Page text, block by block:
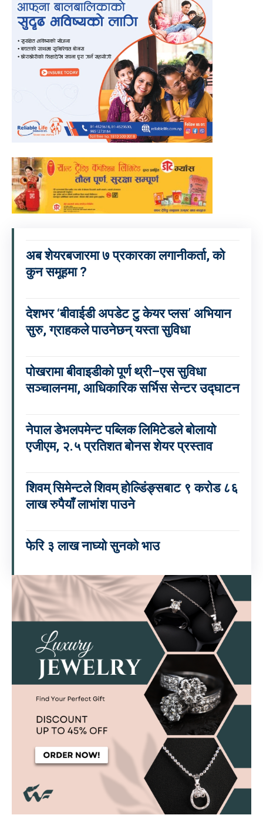
अब शेयरबजारमा ७ प्रकारका लगानीकर्ता, को
कुन समूहमा ?
देशभर ‘बीवाईडी अपडेट टु केयर प्लस’ अभियान
सुरु, ग्राहकले पाउनेछन् यस्ता सुविधा
पोखरामा बीवाइडीको पूर्ण थ्री–एस सुविधा
सञ्चालनमा, आधिकारिक सर्भिस सेन्टर उद्घाटन
नेपाल डेभलपमेन्ट पब्लिक लिमिटेडले बोलायो
एजीएम, २.५ प्रतिशत बोनस शेयर प्रस्ताव
शिवम् सिमेन्टले शिवम् होल्डिंङ्सबाट ९ करोड ८६
लाख रुपैयाँ लाभांश पाउने
फेरि ३ लाख नाघ्यो सुनको भाउ